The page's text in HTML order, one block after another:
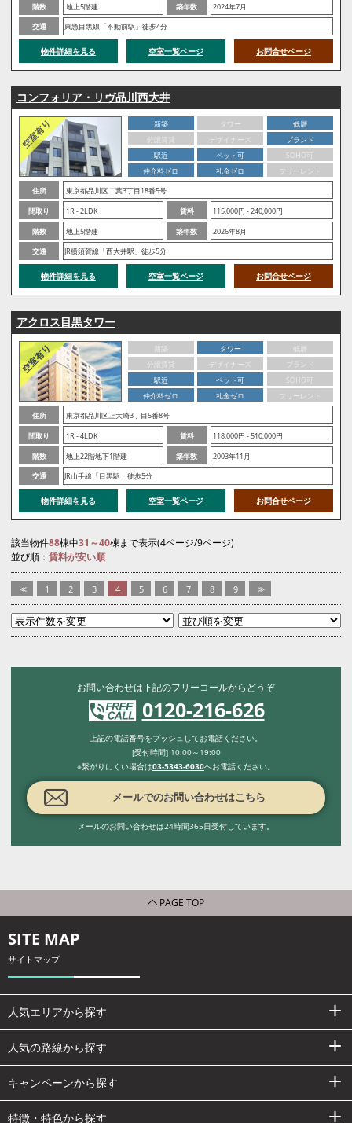
階数
地上5階建 築年数
2024年7月
交通
東急目黒線「不動前駅」徒歩4分
物件詳細を見る 空室一覧ページ お問合せページ
コンフォリア・リヴ品川西大井
新築 タワー
低層
分譲賃貸
デザイナーズ
ブランド
駅近
ペット可
SOHO可
仲介料ゼロ
礼金ゼロ
フリーレント
住所
東京都品川区二葉3丁目18番5号
間取り
1R - 2LDK 賃料
115,000円 - 240,000円
階数
地上5階建 築年数
2026年8月
交通
JR横須賀線「西大井駅」徒歩5分
物件詳細を見る 空室一覧ページ お問合せページ
アクロス目黒タワー
新築 タワー
低層
分譲賃貸
デザイナーズ
ブランド
駅近
ペット可
SOHO可
仲介料ゼロ
礼金ゼロ
フリーレント
住所
東京都品川区上大崎3丁目5番8号
間取り
1R - 4LDK 賃料
118,000円 - 510,000円
階数
地上22階地下1階建 築年数
2003年11月
交通
JR山手線「目黒駅」徒歩5分
物件詳細を見る 空室一覧ページ お問合せページ
該当物件88棟中31～40棟まで表示(4ページ/9ページ)
並び順： 賃料が安い順
<< 1 2 3 4 5 6 7 8 9 >>
お問い合わせは下記のフリーコールからどうぞ
0120-216-626
上記の電話番号をプッシュしてお電話ください。
[受付時間] 10:00～19:00
※繋がりにくい場合は03-5343-6030へお電話ください。
メールでのお問い合わせはこちら
メールのお問い合わせは24時間365日受付しています。
PAGE TOP
SITE MAP
サイトマップ
人気エリアから探す
人気の路線から探す
キャンペーンから探す
特徴・特色から探す